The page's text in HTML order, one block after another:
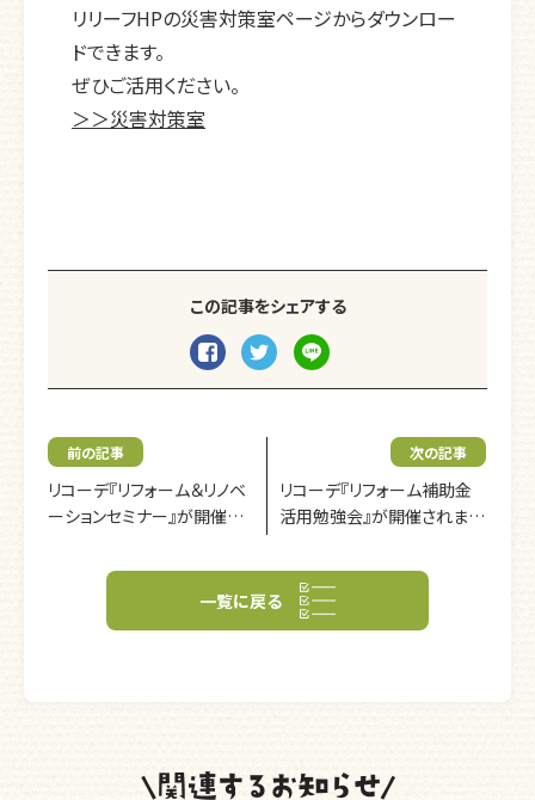
リリーフHPの災害対策室ページからダウンロー
ドできます。
ぜひご活用ください。
＞＞災害対策室
この記事をシェアする
前の記事
リコーデ『リフォーム＆リノベ
ーションセミナー』が開催さ
次の記事
リコーデ『リフォーム補助金
活用勉強会』が開催されまし
一覧に戻る